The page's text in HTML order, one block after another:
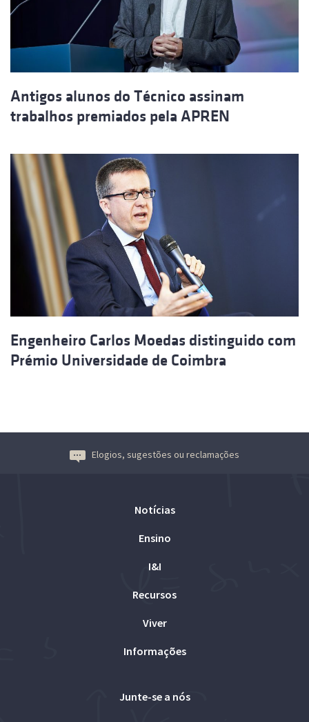
Antigos alunos do Técnico assinam
trabalhos premiados pela APREN
Engenheiro Carlos Moedas distinguido com
Prémio Universidade de Coimbra
Elogios, sugestões ou reclamações
Notícias
Ensino
I&I
Recursos
Viver
Informações
Junte-se a nós